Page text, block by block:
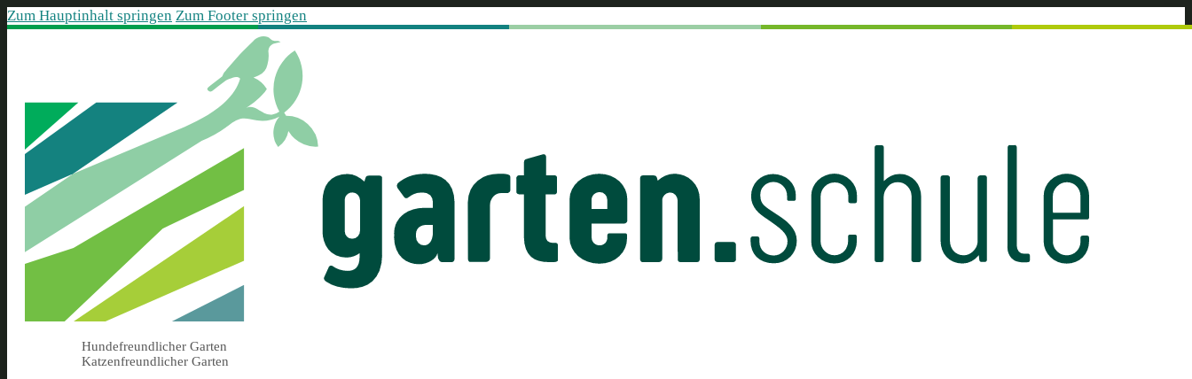
Zum Hauptinhalt springen Zum Footer springen
Hundefreundlicher Garten
Katzenfreundlicher Garten